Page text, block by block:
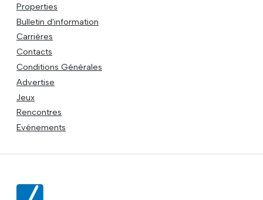
Properties
Bulletin d'information
Carrières
Contacts
Conditions Générales
Advertise
Jeux
Rencontres
Evénements